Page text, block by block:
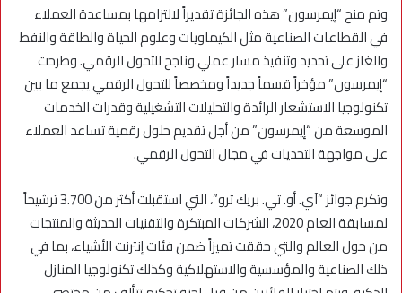
وتم منح “إيمرسون” هذه الجائزة تقديراً لالتزامها بمساعدة العملاء
في القطاعات الصناعية مثل الكيماويات وعلوم الحياة والطاقة والنفط
والغاز على تحديد وتنفيذ مسار عملي وناجح للتحول الرقمي. وطرحت
“إيمرسون” مؤخراً قسماً جديداً ومخصصاً للتحول الرقمي يجمع ما بين
تكنولوجيا الاستشعار الرائدة والتحليلات التشغيلية وقدرات الخدمات
الموسعة من “إيمرسون” من أجل تقديم حلول رقمية تساعد العملاء
على مواجهة التحديات في مجال التحول الرقمي.
وتكرم جوائز “آي. أو. تي. بريك ثرو”، التي استقبلت أكثر من 3.700 ترشيحاً
لمسابقة العام 2020، الشركات المبتكرة والتقنيات الحديثة والمنتجات
من حول العالم والتي حققت تميزاً ضمن فئات إنترنت الأشياء، بما في
ذلك الصناعية والمؤسسية والاستهلاكية وكذلك تكنولوجيا المنازل